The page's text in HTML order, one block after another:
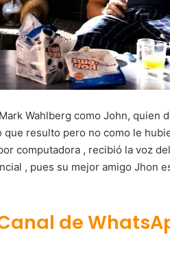
Wahlberg como John, quien
resulto pero no como le
computadora , recibió la voz
, pues su mejor amigo Jhon
de